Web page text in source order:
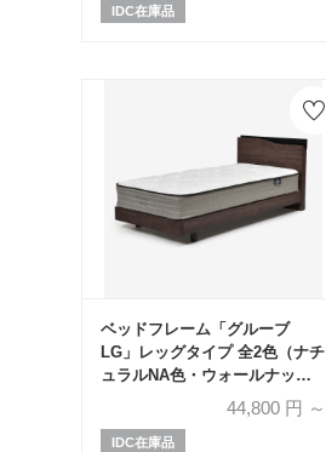
IDC在庫品
ベッドフレーム「グルーブ
LG」レッグタイプ 全2色（ナチ
ュラルNA色・ウォールナット
グレーWNG色）全5サイズ
44,800円 ～
IDC在庫品